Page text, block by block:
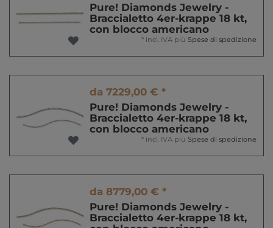
Pure! Diamonds Jewelry -
Braccialetto 4er-krappe 18 kt,
con blocco americano
* incl. IVA più Spese di spedizione
da 7229,00 € *
Pure! Diamonds Jewelry -
Braccialetto 4er-krappe 18 kt,
con blocco americano
* incl. IVA più Spese di spedizione
da 8779,00 € *
Pure! Diamonds Jewelry -
Braccialetto 4er-krappe 18 kt,